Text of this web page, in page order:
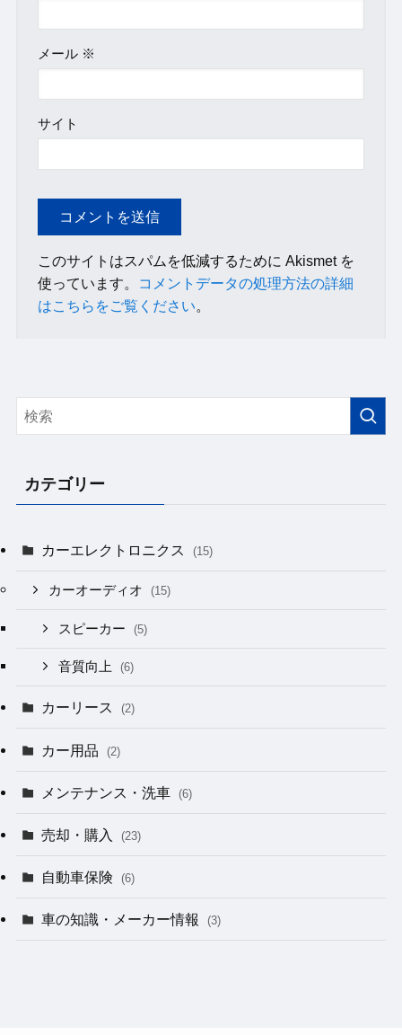
メール ※
サイト
このサイトはスパムを低減するために Akismet を
使っています。
コメントデータの処理方法の詳細
はこちらをご覧ください。
カテゴリー
カーエレクトロニクス (15)
カーオーディオ (15)
スピーカー (5)
音質向上 (6)
カーリース (2)
カー用品 (2)
メンテナンス・洗車 (6)
売却・購入 (23)
自動車保険 (6)
車の知識・メーカー情報 (3)